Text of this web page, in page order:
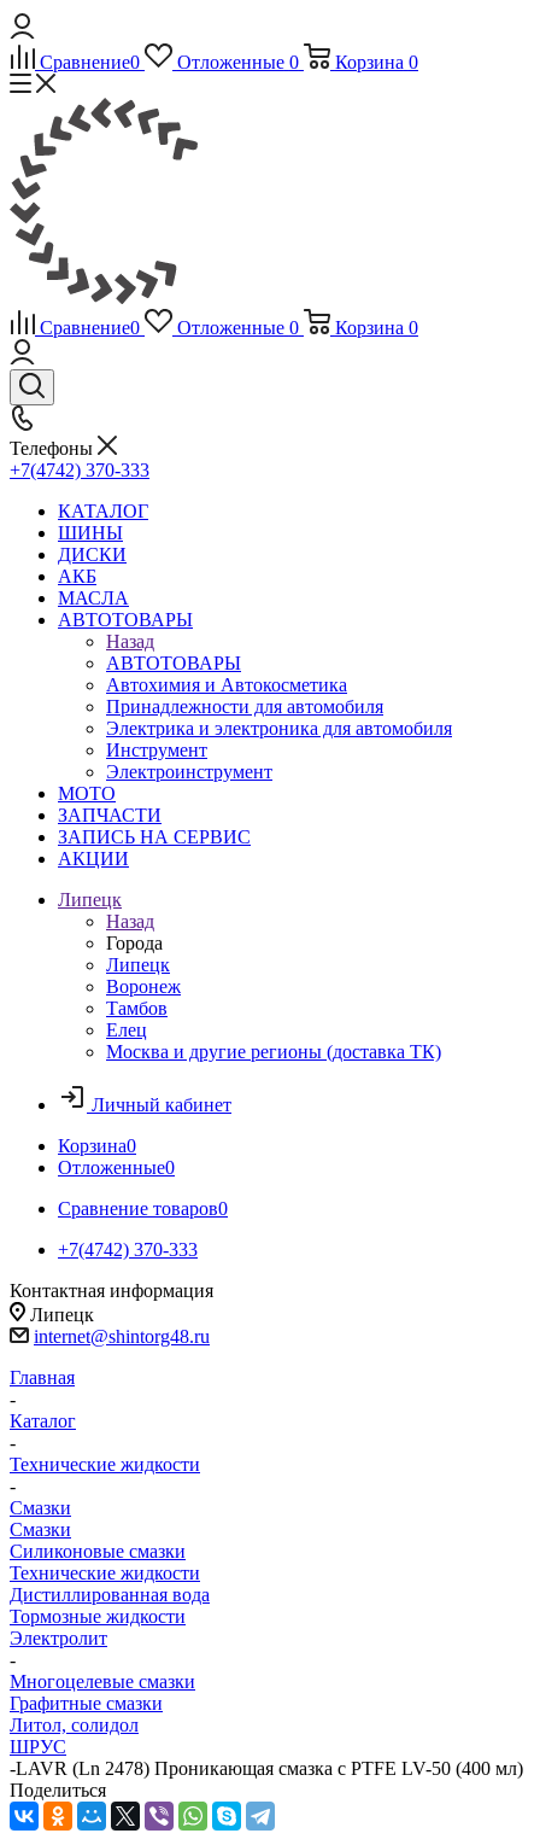
Сравнение0 Отложенные 0 Корзина 0
Сравнение0 Отложенные 0 Корзина 0
Телефоны
+7(4742) 370-333
КАТАЛОГ
ШИНЫ
ДИСКИ
АКБ
МАСЛА
АВТОТОВАРЫ
Назад
АВТОТОВАРЫ
Автохимия и Автокосметика
Принадлежности для автомобиля
Электрика и электроника для автомобиля
Инструмент
Электроинструмент
МОТО
ЗАПЧАСТИ
ЗАПИСЬ НА СЕРВИС
АКЦИИ
Липецк
Назад
Города
Липецк
Воронеж
Тамбов
Елец
Москва и другие регионы (доставка ТК)
Личный кабинет
Корзина0
Отложенные0
Сравнение товаров0
+7(4742) 370-333
Контактная информация
Липецк
internet@shintorg48.ru
Главная
-
Каталог
-
Технические жидкости
-
Смазки
Смазки
Силиконовые смазки
Технические жидкости
Дистиллированная вода
Тормозные жидкости
Электролит
-
Многоцелевые смазки
Графитные смазки
Литол, солидол
ШРУС
-LAVR (Ln 2478) Проникающая смазка с PTFE LV-50 (400 мл)
Поделиться